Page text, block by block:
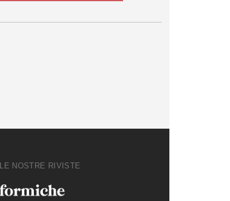
LE NOSTRE RIVISTE